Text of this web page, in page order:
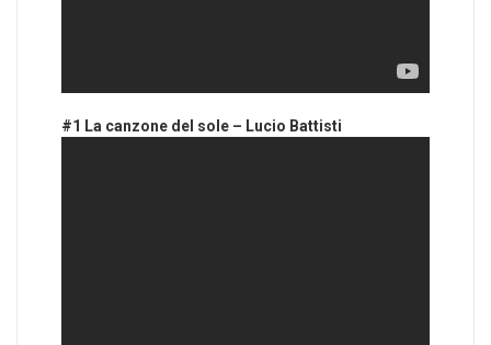
#1 La canzone del sole – Lucio Battisti